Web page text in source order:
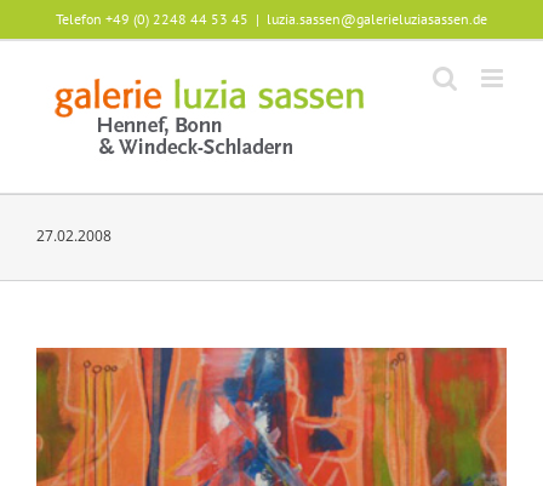
Inhalt
Telefon +49 (0) 2248 44 53 45 | luzia.sassen@galerieluziasassen.de
27.02.2008